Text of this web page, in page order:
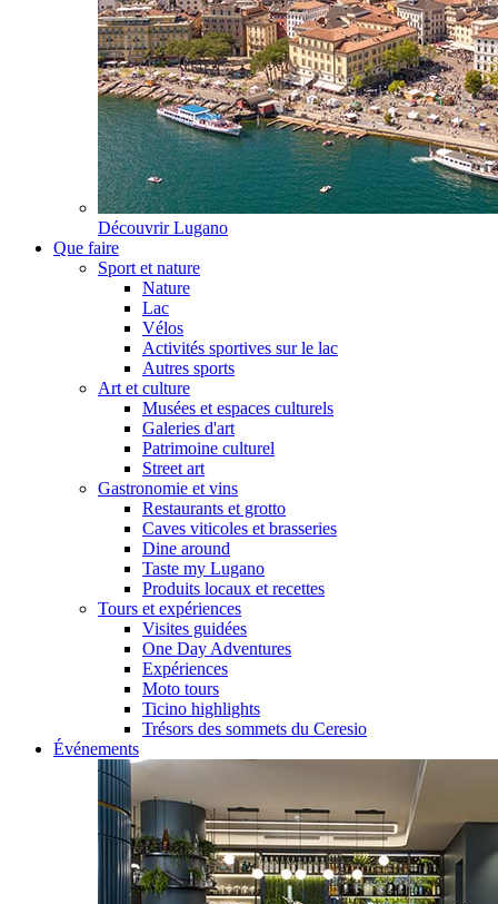
Découvrir Lugano
Que faire
Sport et nature
Nature
Lac
Vélos
Activités sportives sur le lac
Autres sports
Art et culture
Musées et espaces culturels
Galeries d'art
Patrimoine culturel
Street art
Gastronomie et vins
Restaurants et grotto
Caves viticoles et brasseries
Dine around
Taste my Lugano
Produits locaux et recettes
Tours et expériences
Visites guidées
One Day Adventures
Expériences
Moto tours
Ticino highlights
Trésors des sommets du Ceresio
Événements